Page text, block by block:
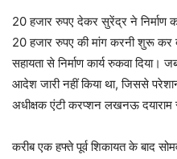
20 हजार रुपए देकर सुरेंद्र ने निर्माण
20 हजार रुपए की मांग करनी शुरू
सहायता से निर्माण कार्य रुकवा
आदेश जारी नहीं किया था, जिससे
अधीक्षक एंटी करप्शन लखनऊ दयाराम
करीब एक हफ्ते पूर्व शिकायत के बाद